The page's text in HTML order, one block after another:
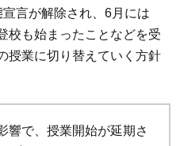
言が解除され、6月には
校も始まったことなどを受
授業に切り替えていく方針
響で、授業開始が延期さ